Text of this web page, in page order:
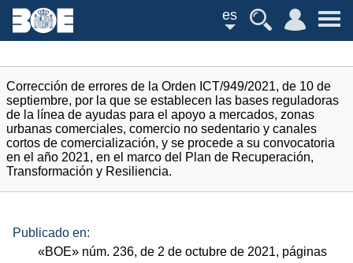
es
Corrección de errores de la Orden ICT/949/2021, de 10 de
septiembre, por la que se establecen las bases reguladoras
de la línea de ayudas para el apoyo a mercados, zonas
urbanas comerciales, comercio no sedentario y canales
cortos de comercialización, y se procede a su convocatoria
en el año 2021, en el marco del Plan de Recuperación,
Transformación y Resiliencia.
Publicado en:
«BOE» núm. 236, de 2 de octubre de 2021, páginas